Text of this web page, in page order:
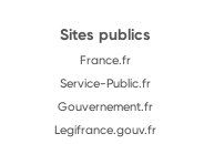
Sites publics
France.fr
Service-Public.fr
Gouvernement.fr
Legifrance.gouv.fr